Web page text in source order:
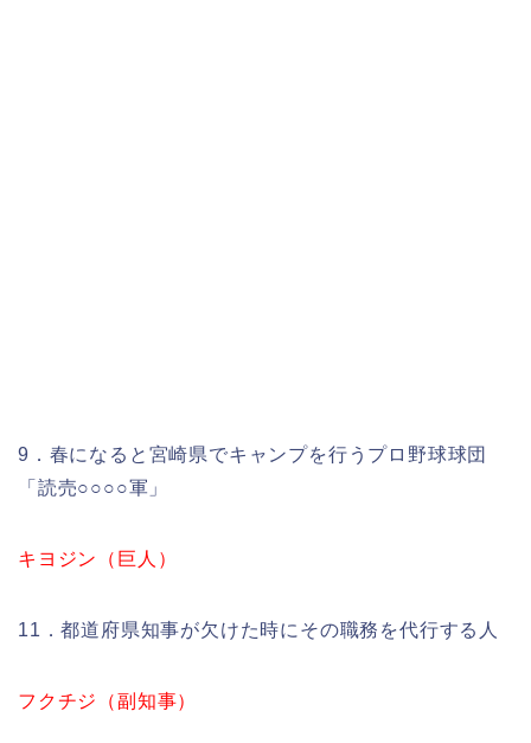
9．春になると宮崎県でキャンプを行うプロ野球球団
「読売○○○○軍」
キヨジン（巨人）
11．都道府県知事が欠けた時にその職務を代行する人
フクチジ（副知事）